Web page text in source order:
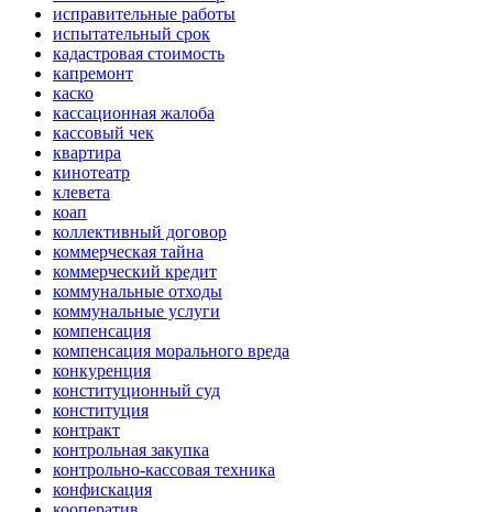
исправительные работы
испытательный срок
кадастровая стоимость
капремонт
каско
кассационная жалоба
кассовый чек
квартира
кинотеатр
клевета
коап
коллективный договор
коммерческая тайна
коммерческий кредит
коммунальные отходы
коммунальные услуги
компенсация
компенсация морального вреда
конкуренция
конституционный суд
конституция
контракт
контрольная закупка
контрольно-кассовая техника
конфискация